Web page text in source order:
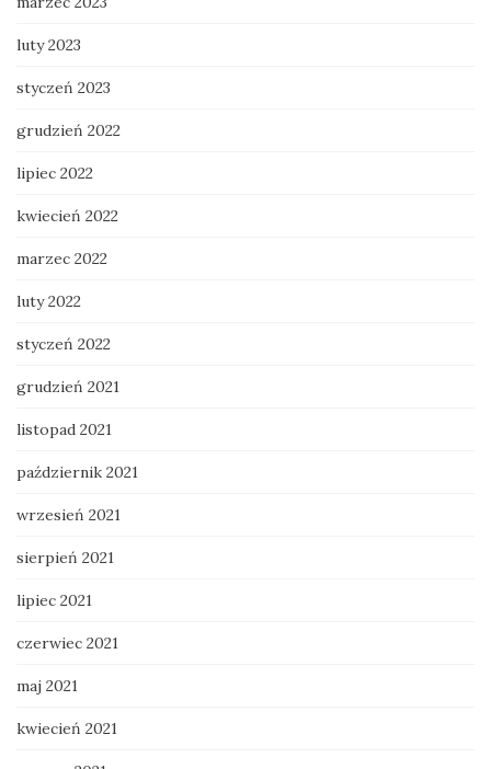
luty 2023
styczeń 2023
grudzień 2022
lipiec 2022
kwiecień 2022
marzec 2022
luty 2022
styczeń 2022
grudzień 2021
listopad 2021
październik 2021
wrzesień 2021
sierpień 2021
lipiec 2021
czerwiec 2021
maj 2021
kwiecień 2021